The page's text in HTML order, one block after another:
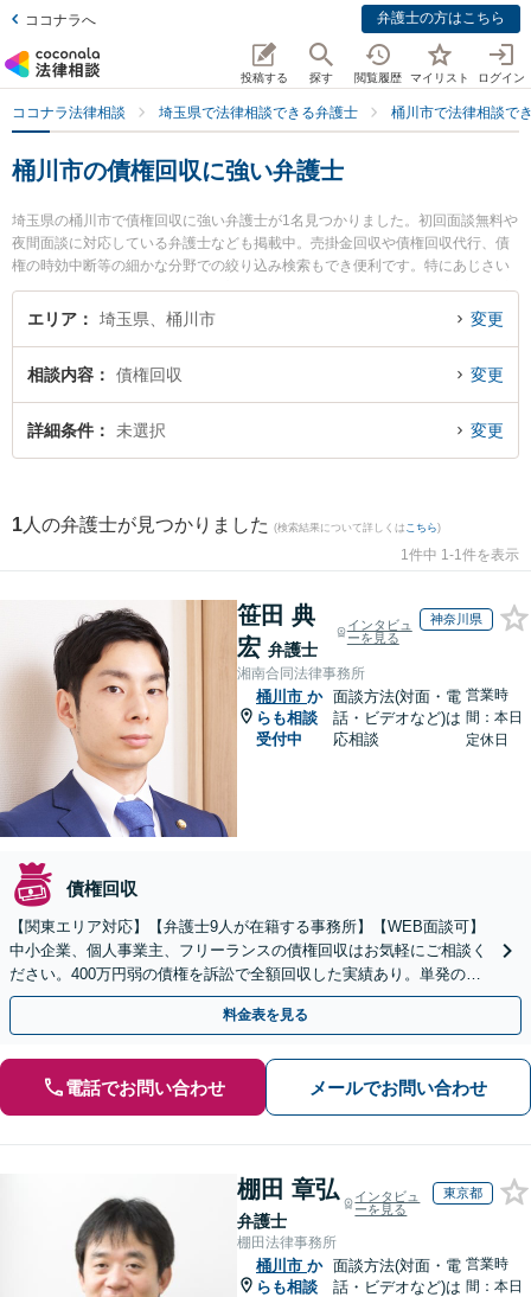
ココナラへ 弁護士の方はこちら
投稿する 探す 閲覧履歴 マイリスト ログイン
ココナラ法律相談 埼玉県で法律相談できる弁護士 桶川市で法律相談で
桶川市の債権回収に強い弁護士
埼玉県の桶川市で債権回収に強い弁護士が1名見つかりました。初回面談無料や
夜間面談に対応している弁護士なども掲載中。売掛金回収や債権回収代行、債
権の時効中断等の細かな分野での絞り込み検索もでき便利です。特にあじさい
法律事務所の渡辺 俊和弁護士のプロフィール情報や弁護士費用、強みなどが注
目されています。『桶川市で土日や夜間に発生した債権回収のトラブルを今す
士に相談予約したい』などでお困りの相談者さんにおすすめです。
エリア 埼玉県、桶川市 変更
相談内容 債権回収 変更
詳細条件 未選択 変更
1 人の弁護士が見つかりました (検索結果について詳しくは こちら)
1件中 1-1件を表示
笹田 典
宏 弁護士
インタビュ
ーを見る
神奈川県
湘南合同法律事務所
桶川市 か
らも相談
受付中
面談方法(対面・電
話・ビデオなど)は
応相談
営業時
間：本日
定休日
債権回収
【関東エリア対応】【弁護士9人が在籍する事務所】【WEB面談可】
中小企業、個人事業主、フリーランスの債権回収はお気軽にご相談く
ださい。400万円弱の債権を訴訟で全額回収した実績あり。単発のご
依頼から、顧問契約まで対応しております
料金表を見る
電話でお問い合わせ メールでお問い合わせ
棚田 章弘
弁護士
インタビュ
ーを見る
東京都
棚田法律事務所
桶川市 か
らも相談
面談方法(対面・電
話・ビデオなど)は
営業時
間：本日